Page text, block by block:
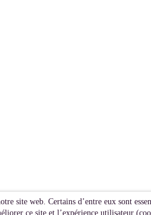
site web. Certains d’entre eux sont
ce site et l’expérience utilisateur